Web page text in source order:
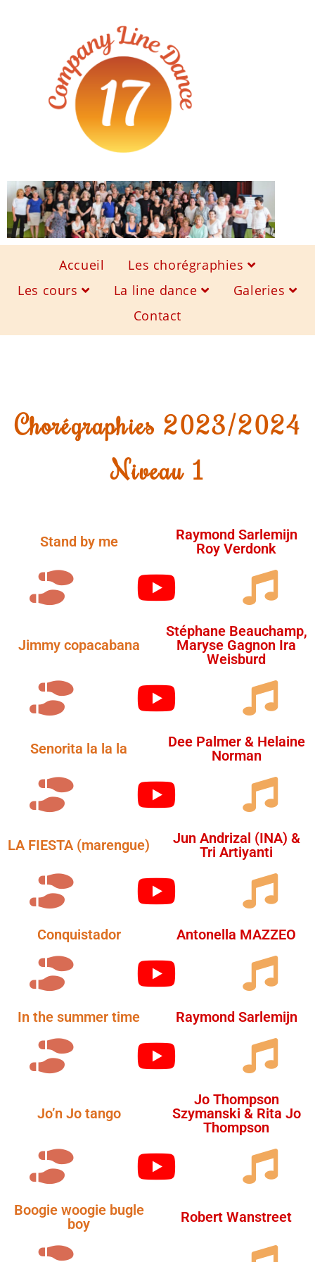
Accueil
Les chorégraphies
Les cours
La line dance
Galeries
Contact
Chorégraphies 2023/2024
Niveau 1
Stand by me
Raymond Sarlemijn
Roy Verdonk
Jimmy copacabana
Stéphane Beauchamp,
Maryse Gagnon Ira
Weisburd
Senorita la la la
Dee Palmer & Helaine
Norman
LA FIESTA (marengue)
Jun Andrizal (INA) &
Tri Artiyanti
Conquistador Antonella MAZZEO
In the summer time Raymond Sarlemijn
Jo’n Jo tango
Jo Thompson
Szymanski & Rita Jo
Thompson
Boogie woogie bugle
boy
Robert Wanstreet